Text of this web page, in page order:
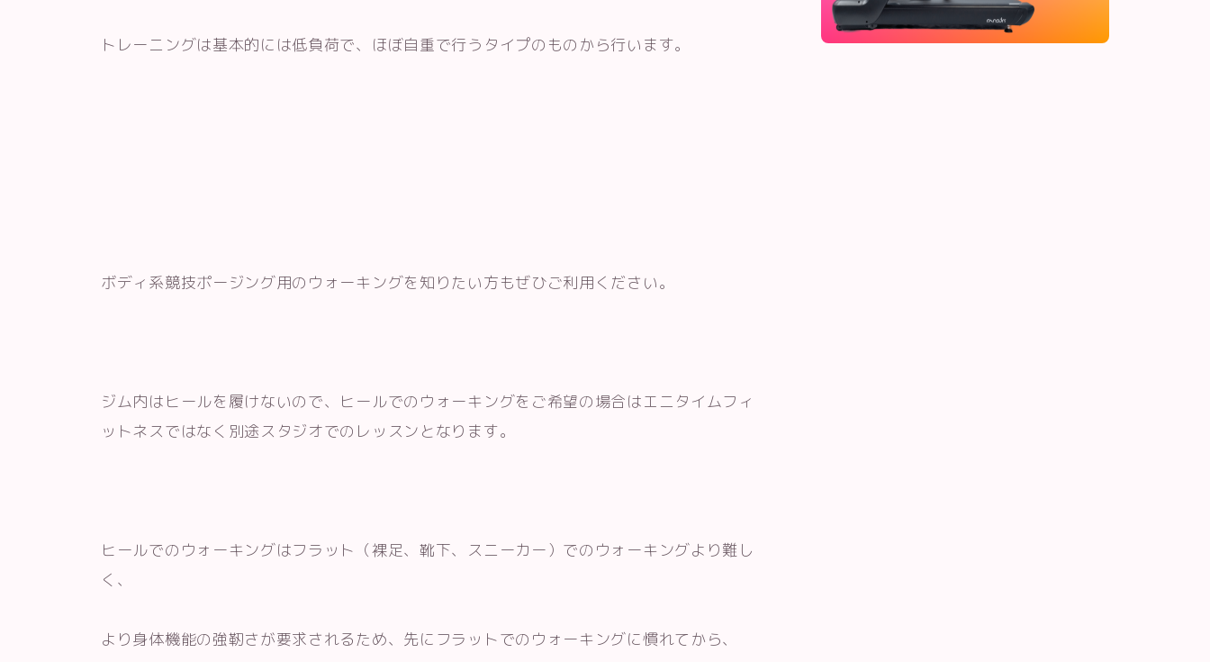
トレーニングは基本的には低負荷で、ほぼ自重で行うタイプのものから行います。
ボディ系競技ポージング用のウォーキングを知りたい方もぜひご利用ください。
ジム内はヒールを履けないので、ヒールでのウォーキングをご希望の場合はエニタイムフィ
ットネスではなく別途スタジオでのレッスンとなります。
ヒールでのウォーキングはフラット（裸足、靴下、スニーカー）でのウォーキングより難し
く、
より身体機能の強靭さが要求されるため、先にフラットでのウォーキングに慣れてから、